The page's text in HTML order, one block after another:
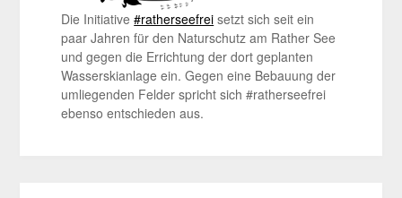
Die Initiative#ratherseefrei setzt sich seit ein
paar Jahren für den Naturschutz am Rather See
und gegen die Errichtung der dort geplanten
Wasserskianlage ein. Gegen eine Bebauung der
umliegenden Felder spricht sich #ratherseefrei
ebenso entschieden aus.